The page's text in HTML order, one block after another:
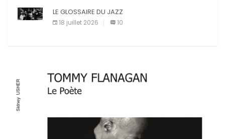
LE GLOSSAIRE DU JAZZ
18 juillet 2026 10